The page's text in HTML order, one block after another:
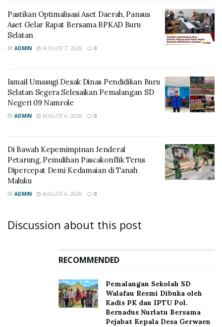
Pastikan Optimalisasi Aset Daerah, Pansus
Aset Gelar Rapat Bersama BPKAD Buru
Selatan
BY ADMIN AUGUST 7, 2026 0
Ismail Umasugi Desak Dinas Pendidikan Buru
Selatan Segera Selesaikan Pemalangan SD
Negeri 09 Namrole
BY ADMIN AUGUST 6, 2026 0
Di Bawah Kepemimpinan Jenderal
Petarung, Pemulihan Pascakonflik Terus
Dipercepat Demi Kedamaian di Tanah
Maluku
BY ADMIN AUGUST 6, 2026 0
Discussion about this post
RECOMMENDED
Pemalangan Sekolah SD
Walafau Resmi Dibuka oleh
Kadis PK dan IPTU Pol.
Bernadus Nurlatu Bersama
Pejabat Kepala Desa Gerwaen